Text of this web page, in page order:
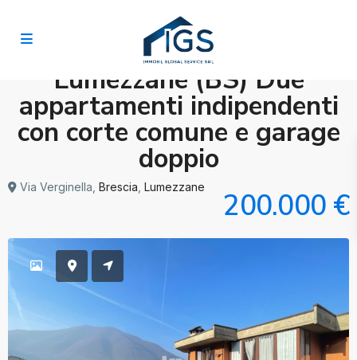
Lumezzane (BS) Due
appartamenti indipendenti
con corte comune e garage
doppio
Via Verginella, Brescia Lumezzane
200.000 €